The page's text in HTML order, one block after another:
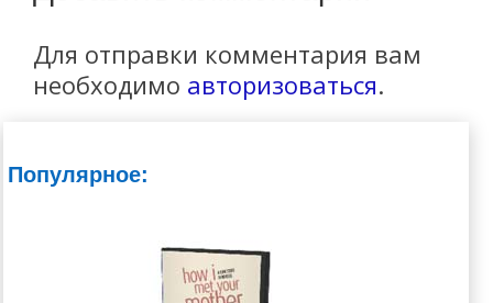
Для отправки комментария вам
необходимо авторизоваться.
Популярное: